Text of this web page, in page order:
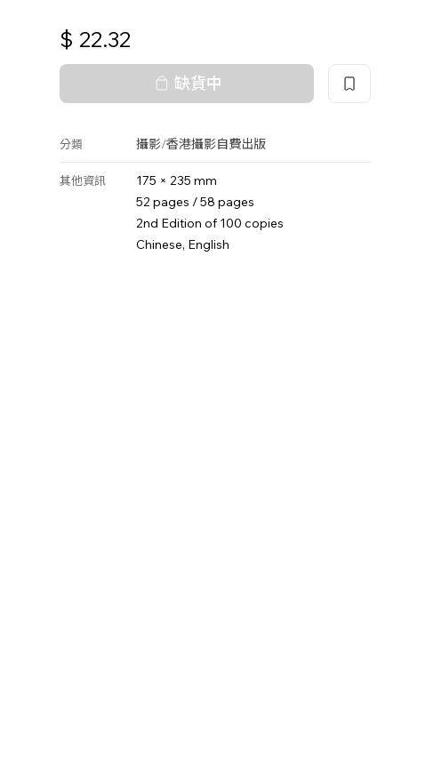
$ 22.32
缺貨中
分類 攝影/香港攝影自費出版
其他資訊
175 × 235 mm
52 pages / 58 pages
2nd Edition of 100 copies
Chinese, English